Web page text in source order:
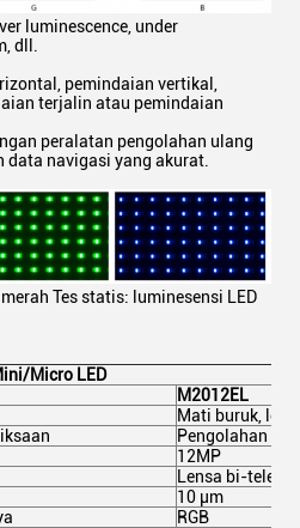
luminescence, under
dll.
pemindaian vertikal,
terjalin atau pemindaian
peralatan pengolahan ulang
data navigasi yang akurat.
Tes statis: luminesensi LED
Micro LED
M2012EL
Mati buruk,
Pengolahan
12MP
Lensa bi-
10 μm
RGB